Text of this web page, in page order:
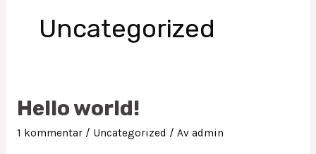
Uncategorized
Hello world!
1 kommentar / Uncategorized / Av admin